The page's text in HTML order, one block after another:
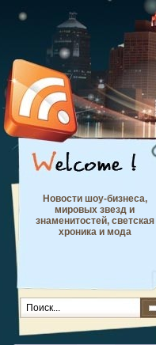
Новости шоу-бизнеса,
мировых звезд и
знаменитостей, светская
хроника и мода